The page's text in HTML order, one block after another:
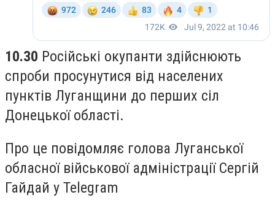
10.30 Російські окупанти здійснюють
спроби просунутися від населених
пунктів Луганщини до перших сіл
Донецької області.
Про це повідомляє голова Луганської
обласної військової адміністрації Сергій
Гайдай у Telegram